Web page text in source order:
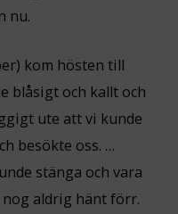
nu.
kom hösten till
blåsigt och kallt och
ute att vi kunde
besökte oss. …
stänga och vara
nog aldrig hänt förr.